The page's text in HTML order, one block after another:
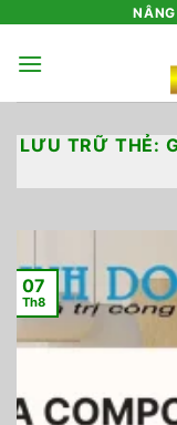
nội
LƯU TRỮ THẺ:
07
Th8